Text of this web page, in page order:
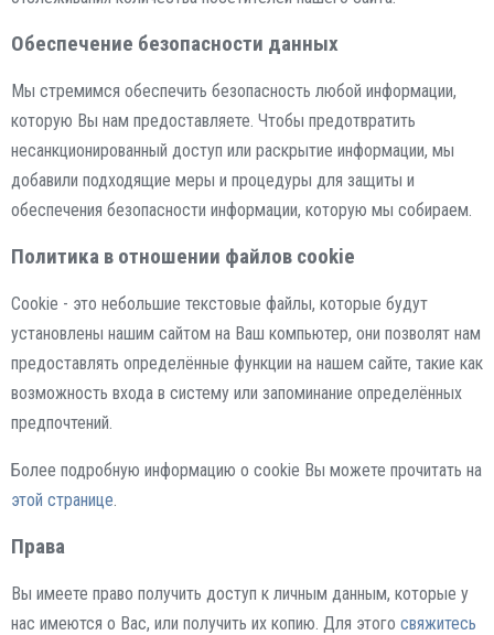
Обеспечение безопасности данных
Мы стремимся обеспечить безопасность любой информации,
которую Вы нам предоставляете. Чтобы предотвратить
несанкционированный доступ или раскрытие информации, мы
добавили подходящие меры и процедуры для защиты и
обеспечения безопасности информации, которую мы собираем.
Политика в отношении файлов cookie
Cookie - это небольшие текстовые файлы, которые будут
установлены нашим сайтом на Ваш компьютер, они позволят нам
предоставлять определённые функции на нашем сайте, такие как
возможность входа в систему или запоминание определённых
предпочтений.
Более подробную информацию о cookie Вы можете прочитать на
этой странице.
Права
Вы имеете право получить доступ к личным данным, которые у
нас имеются о Вас, или получить их копию. Для этого свяжитесь